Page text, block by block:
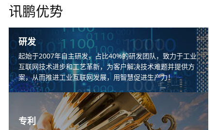
讯鹏优势
研发
起始于2007年自主研发，占比40%的研发团队，致力于工业
互联网技术进步和工艺革新，为客户解决技术难题并提供方
案，从而推进工业互联网发展，用智慧促进生产力！
专利